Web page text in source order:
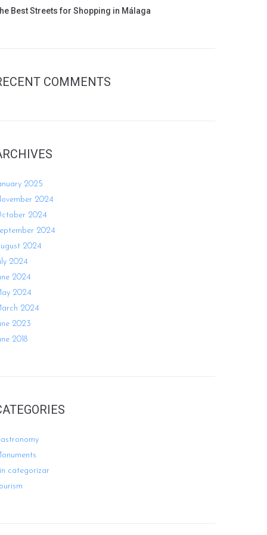
Best Streets for Shopping in Málaga
COMMENTS
2025
2024
2024
2024
2024
2024
2024
2024
2024
2023
2018
categorizar